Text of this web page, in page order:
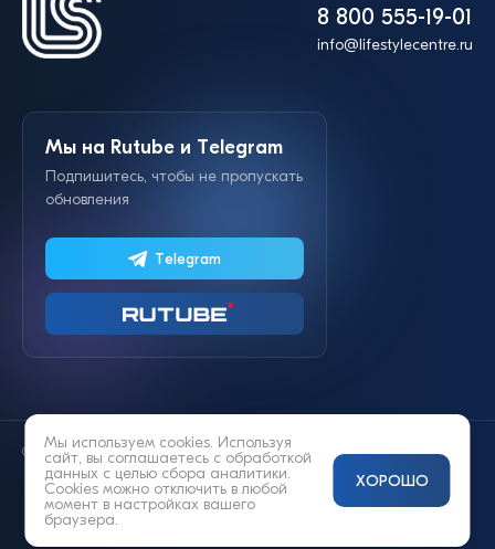
8 800 555-19-01
info@lifestylecentre.ru
Мы на Rutube и Telegram
Подпишитесь, чтобы не пропускать
обновления
Telegram
© 2014—2026 «Lifestyle»
Мы используем cookies. Используя
сайт, вы соглашаетесь с обработкой
данных с целью сбора аналитики.
Cookies можно отключить в любой
момент в настройках вашего
браузера.
ХОРОШО